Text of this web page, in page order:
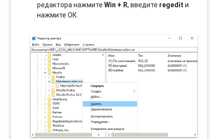
редактора нажмитеWin + R, введите regedit и
нажмите ОК.